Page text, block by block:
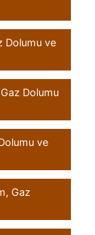
Dolumu ve
Dolumu
ve
Gaz